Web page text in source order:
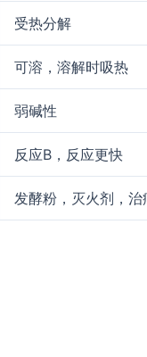
受热分解
可溶，溶解时吸热
弱碱性
反应B，反应更快
发酵粉，灭火剂，治